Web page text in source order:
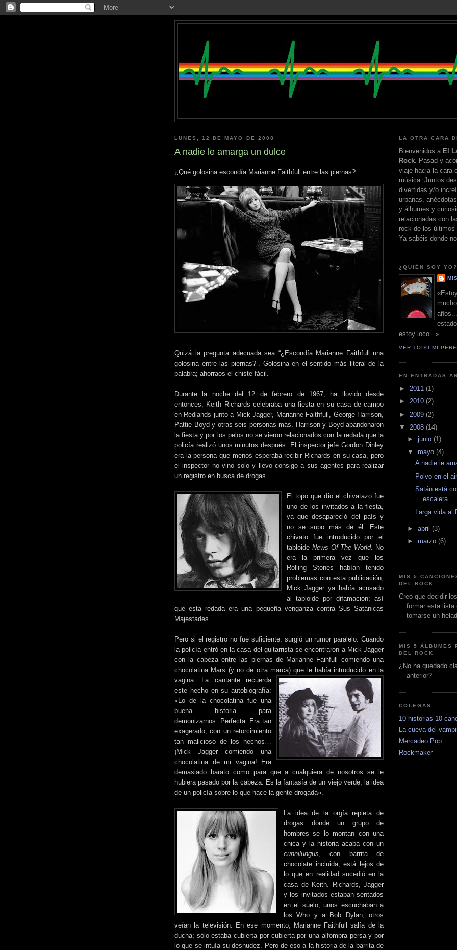
LUNES, 12 DE MAYO DE 2008
A nadie le amarga un dulce
¿Qué golosina escondía Marianne Faithfull entre las piernas?
Quizá la pregunta adecuada sea “¿Escondía Marianne Faithfull una
golosina entre las piernas?”. Golosina en el sentido más literal de la
palabra; ahorraos el chiste fácil.
Durante la noche del 12 de febrero de 1967, ha llovido desde
entonces, Keith Richards celebraba una fiesta en su casa de campo
en Redlands junto a Mick Jagger, Marianne Faithfull, George Harrison,
Pattie Boyd y otras seis personas más. Harrison y Boyd abandonaron
la fiesta y por los pelos no se vieron relacionados con la redada que la
policía realizó unos minutos después. El inspector jefe Gordon Dinley
era la persona que menos esperaba recibir Richards en su casa, pero
el inspector no vino solo y llevo consigo a sus agentes para realizar
un registro en busca de drogas.
El topo que dio el chivatazo fue
uno de los invitados a la fiesta,
ya que desapareció del país y
no se supo más de él. Este
chivato fue introducido por el
tabloide News Of The World. No
era la primera vez que los
Rolling Stones habían tenido
problemas con esta publicación;
Mick Jagger ya había acusado
al tabloide por difamación; así
que esta redada era una pequeña venganza contra Sus Satánicas
Majestades.
Pero si el registro no fue suficiente, surgió un rumor paralelo. Cuando
la policía entró en la casa del guitarrista se encontraron a Mick Jagger
con la cabeza entre las piernas de Marianne Faihfull comiendo una
chocolatina Mars (y no de otra marca) que le había introducido en la
vagina. La cantante recuerda
este hecho en su autobiografía:
«Lo de la chocolatina fue una
buena historia para
demonizarnos. Perfecta. Era tan
exagerado, con un retorcimiento
tan malicioso de los hechos…
¡Mick Jagger comiendo una
chocolatina de mi vagina! Era
demasiado barato como para que a cualquiera de nosotros se le
hubiera pasado por la cabeza. Es la fantasía de un viejo verde, la idea
de un policía sobre lo que hace la gente drogada».
La idea de la orgía repleta de
drogas donde un grupo de
hombres se lo montan con una
chica y la historia acaba con un
cunnilungus , con barrita de
chocolate incluida, está lejos de
lo que en realidad sucedió en la
casa de Keith. Richards, Jagger
y los invitados estaban sentados
en el suelo, unos escuchaban a
los Who y a Bob Dylan; otros
veían la televisión. En ese momento, Marianne Faithfull salía de la
ducha; sólo estaba cubierta por cubierta por una alfombra persa y por
lo que se intuía su desnudez. Pero de eso a la historia de la barrita de
LA OTRA CARA
Bienvenidos a El
Rock . Pasad y
viaje hacia la cara
música. Juntos
divertidas y/o
urbanas,
y álbumes y
relacionadas con
rock de los últimos
Ya sabéis donde
¿QUIÉN SOY YO?
estoy loco...»
VER TODO MI
EN ENTRADAS
► 2011 (1)
► 2010 (2)
► 2009 (2)
▼ 2008 (14)
► junio (1)
▼ mayo (4)
A nadie le
Polvo en el
Satán está
escalera
Larga vida al
► abril (3)
► marzo (6)
MIS 5
DEL ROCK
Creo que decidir
formar esta lista
tomarse un
MIS 5 ÁLBUMES
DEL ROCK
¿No ha quedado
anterior?
COLEGAS
10 historias 10
La cueva del
Mercadeo Pop
Rockmaker